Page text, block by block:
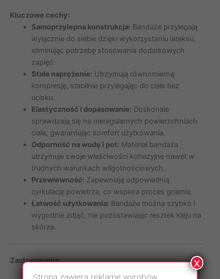
Kluczowe cechy:
Samoprzylepna konstrukcja: Bandaże przylegają
wyłącznie do siebie dzięki wykorzystaniu lateksu,
eliminując potrzebę stosowania dodatkowych
zapięć.
Stałe naprężenie: Utrzymują równomierną
kompresję, stabilnie przylegając do ciała bez
ucisku.
Elastyczność i dopasowanie: Doskonale
sprawdzają się na nieregularnych powierzchniach
ciała, gwarantując komfort użytkowania.
Odporność na wodę i pot: Materiał bandaża
utrzymuje swoje właściwości kohezyjne nawet w
trudnych warunkach wilgotnościowych.
Przewiewność: Zapewniają odpowiednią
cyrkulację powietrza, co wspiera proces gojenia.
Łatwość użytkowania: Bandaże można szybko i
wygodnie zdjąć, nie pozostawiając resztek kleju na
skórze.
Zastosowania:
Stabilizacja opatrunków i zabezpieczanie urządzeń
Strona zawiera reklamę wyrobów
x